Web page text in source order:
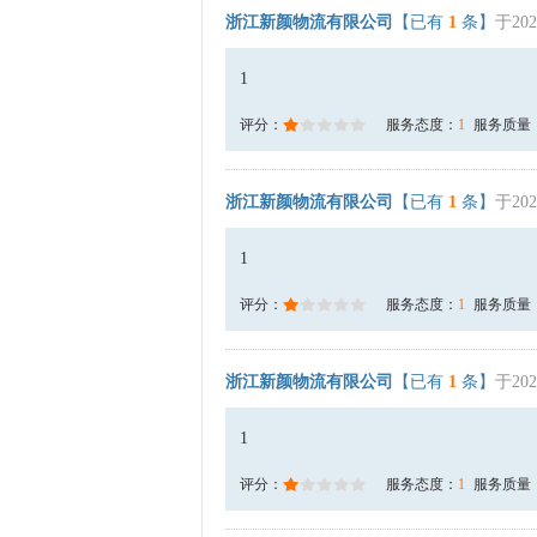
浙江新颜物流有限公司 【已有 1 条】 于
1
评分： 服务态度： 1 服务质量
浙江新颜物流有限公司 【已有 1 条】 于
1
评分： 服务态度： 1 服务质量
浙江新颜物流有限公司 【已有 1 条】 于
1
评分： 服务态度： 1 服务质量